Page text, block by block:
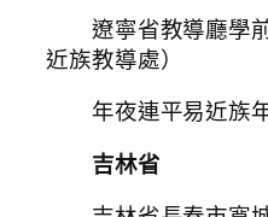
遼寧省教導廳學前
近族教導處）
年夜連平易近族
吉林省